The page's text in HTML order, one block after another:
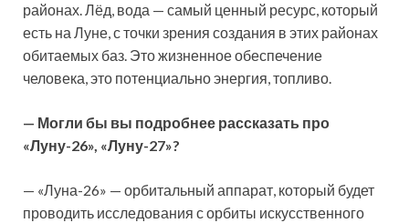
районах. Лёд, вода — самый ценный ресурс, который
есть на Луне, с точки зрения создания в этих районах
обитаемых баз. Это жизненное обеспечение
человека, это потенциально энергия, топливо.
— Могли бы вы подробнее рассказать про
«Луну-26», «Луну-27»?
— «Луна-26» — орбитальный аппарат, который будет
проводить исследования с орбиты искусственного